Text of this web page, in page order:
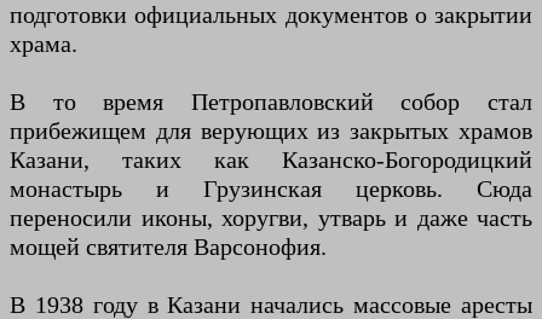
подготовки официальных документов о закрытии
храма.
В то время Петропавловский собор стал
прибежищем для верующих из закрытых храмов
Казани, таких как Казанско-Богородицкий
монастырь и Грузинская церковь. Сюда
переносили иконы, хоругви, утварь и даже часть
мощей святителя Варсонофия.
В 1938 году в Казани начались массовые аресты